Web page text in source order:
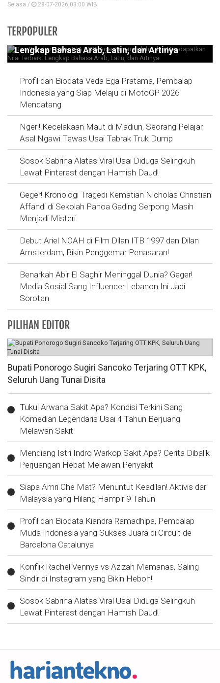
Selasa / 28-07-2026,03:00 WIB
TERPOPULER
Doa Sebelum Ujian TKA 2026 Agar
Dipermudahh dan Mendapatkan Nilai Terbaik:
Lengkap Bahasa Arab, Latin, dan Artinya
Profil dan Biodata Veda Ega Pratama, Pembalap
Indonesia yang Siap Melaju di MotoGP 2026
Mendatang
Ngeri! Kecelakaan Maut di Madiun, Seorang Pelajar
Asal Ngawi Tewas Usai Tabrak Truk Dump
Sosok Sabrina Alatas Viral Usai Diduga Selingkuh
Lewat Pinterest dengan Hamish Daud!
Geger! Kronologi Tragedi Kematian Nicholas Christian
Affandi di Sekolah Pahoa Gading Serpong Masih
Menjadi Misteri
Debut Ariel NOAH di Film Dilan ITB 1997 dan Dilan
Amsterdam, Bikin Penggemar Penasaran!
Benarkah Abir El Saghir Meninggal Dunia? Geger!
Media Sosial Sang Influencer Lebanon Ini Jadi
Sorotan
PILIHAN EDITOR
Bupati Ponorogo Sugiri Sancoko Terjaring OTT KPK,
Seluruh Uang Tunai Disita
Tukul Arwana Sakit Apa? Kondisi Terkini Sang
Komedian Legendaris Usai 4 Tahun Berjuang
Melawan Sakit
Mendiang Istri Indro Warkop Sakit Apa? Cerita Dibalik
Perjuangan Hebat Melawan Penyakit
Siapa Amri Che Mat? Menuntut Keadilan! Aktivis dari
Malaysia yang Hilang Hampir 9 Tahun
Profil dan Biodata Kiandra Ramadhipa, Pembalap
Muda Indonesia yang Sukses Juara di Circuit de
Barcelona Catalunya
Konflik Rachel Vennya vs Azizah Memanas, Saling
Sindir di Instagram yang Bikin Heboh!
Sosok Sabrina Alatas Viral Usai Diduga Selingkuh
Lewat Pinterest dengan Hamish Daud!